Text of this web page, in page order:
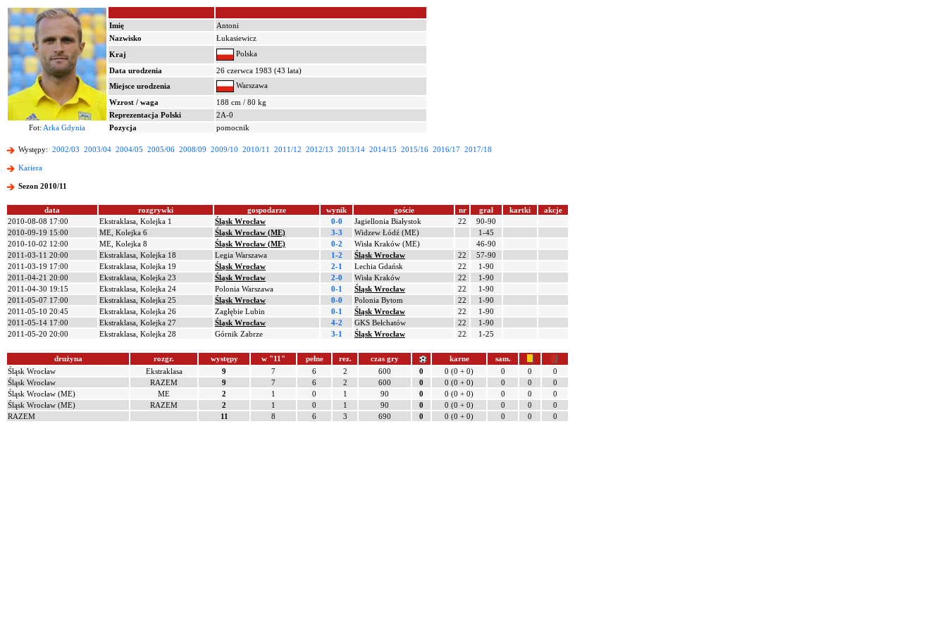
Imię
Antoni
Nazwisko
Łukasiewicz
Kraj
Polska
Data urodzenia
26 czerwca 1983 (43 lata)
Miejsce urodzenia
Warszawa
Wzrost / waga
188 cm / 80 kg
Reprezentacja Polski
2A-0
Fot: Arka Gdynia Pozycja pomocnik
Występy: 2002/03 2003/04 2004/05 2005/06 2008/09 2009/10 2010/11 2011/12 2012/13 2013/14 2014/15 2015/16 2016/17 2017/18
Kariera
Sezon 2010/11
data rozgrywki gospodarze wynik goście nr grał kartki
akcje
2010-08-08 17:00
Ekstraklasa, Kolejka 1 Śląsk Wrocław 0-0 Jagiellonia Białystok 22
90-90
2010-09-19 15:00
ME, Kolejka 6 Śląsk Wrocław (ME) 3-3 Widzew Łódź (ME)
1-45
2010-10-02 12:00
ME, Kolejka 8 Śląsk Wrocław (ME) 0-2 Wisła Kraków (ME)
46-90
2011-03-11 20:00
Ekstraklasa, Kolejka 18 Legia Warszawa 1-2 Śląsk Wrocław 22
57-90
2011-03-19 17:00
Ekstraklasa, Kolejka 19 Śląsk Wrocław 2-1 Lechia Gdańsk 22
1-90
2011-04-21 20:00
Ekstraklasa, Kolejka 23 Śląsk Wrocław 2-0 Wisła Kraków 22
1-90
2011-04-30 19:15
Ekstraklasa, Kolejka 24 Polonia Warszawa 0-1 Śląsk Wrocław 22
1-90
2011-05-07 17:00
Ekstraklasa, Kolejka 25 Śląsk Wrocław 0-0 Polonia Bytom 22
1-90
2011-05-10 20:45
Ekstraklasa, Kolejka 26 Zagłębie Lubin 0-1 Śląsk Wrocław 22
1-90
2011-05-14 17:00
Ekstraklasa, Kolejka 27 Śląsk Wrocław 4-2 GKS Bełchatów 22
1-90
2011-05-20 20:00
Ekstraklasa, Kolejka 28 Górnik Zabrze 3-1 Śląsk Wrocław 22 1-25
drużyna rozgr. występy w "11" pełne rez. czas gry karne
sam.
Śląsk Wrocław
Ekstraklasa 9 7 6 2 600 0 0 (0 + 0) 0 0
0
Śląsk Wrocław
RAZEM 9 7 6 2 600 0 0 (0 + 0) 0 0
0
Śląsk Wrocław (ME)
ME 2 1 0 1 90 0 0 (0 + 0) 0 0
0
Śląsk Wrocław (ME)
RAZEM 2 1 0 1 90 0 0 (0 + 0) 0 0
0
RAZEM
11 8 6 3 690 0 0 (0 + 0) 0 0 0